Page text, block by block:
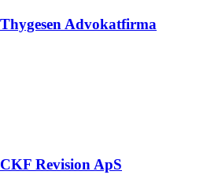
Thygesen Advokatfirma
CKF Revision ApS